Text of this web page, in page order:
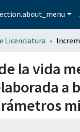
Licenciatura
la vida
a